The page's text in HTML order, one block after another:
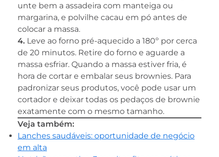
unte bem a assadeira com manteiga ou
margarina, e polvilhe cacau em pó antes de
colocar a massa.
4. Leve ao forno pré-aquecido a 180º por cerca
de 20 minutos. Retire do forno e aguarde a
massa esfriar. Quando a massa estiver fria, é
hora de cortar e embalar seus brownies. Para
padronizar seus produtos, você pode usar um
cortador e deixar todas os pedaços de brownie
exatamente com o mesmo tamanho.
Veja também:
Lanches saudáveis: oportunidade de negócio
em alta